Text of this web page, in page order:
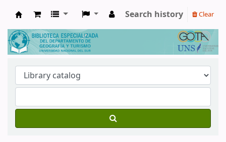
Biblioteca de Geografía y Turismo
Search history Clear